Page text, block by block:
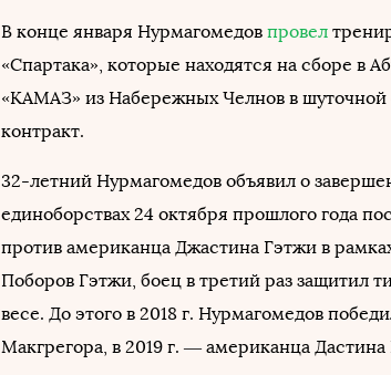
В конце января Нурмагомедов провел
«Спартака», которые находятся на сборе в
«КАМАЗ» из Набережных Челнов в
контракт.
32-летний Нурмагомедов объявил о
единоборствах 24 октября прошлого года
против американца Джастина Гэтжи в
Поборов Гэтжи, боец в третий раз защитил
весе. До этого в 2018 г. Нурмагомедов
Макгрегора, в 2019 г. — американца Дастина